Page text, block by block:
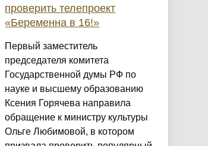
проверить телепроект
«Беременна в 16!»
Первый заместитель
председателя комитета
Государственной думы РФ по
науке и высшему образованию
Ксения Горячева направила
обращение к министру культуры
Ольге Любимовой, в котором